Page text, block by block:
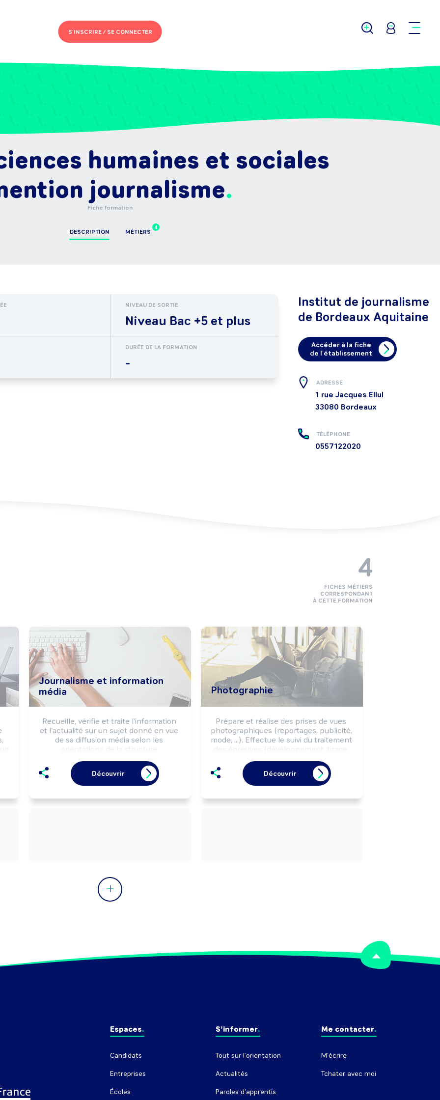
S'INSCRIRE /SE CONNECTER
humaines et sociales
journalisme
Fiche formation
DESCRIPTION
4
MÉTIERS
NIVEAU DE SORTIE
Niveau Bac +5 et plus
DURÉE DE LA FORMATION
-
Institut de journalisme
de Bordeaux Aquitaine
Accéder à la fiche
de l'établissement
ADRESSE
1 rue Jacques Ellul
33080 Bordeaux
TÉLÉPHONE
0557122020
Journalisme et information
média
Recueille, vérifie et traite l'information
et l'actualité sur un sujet donné en vue
de sa diffusion média selon les
orientations de la structure
et la réglementation de l'information.
Peut définir la politique d'information de
la structure.
Découvrir
Photographie
Prépare et réalise des prises de vues
photographiques (reportages, publicité,
mode, ...). Effectue le suivi du traitement
des épreuves (développement, tirage,
intellectuelle et les impératifs des
commandes (thème, délais, budgets, ...).
Peut effectuer des activités de vente et
équipe.
Découvrir
4
FICHES MÉTIERS
CORRESPONDANT
À CETTE FORMATION
Espaces
Candidats
Entreprises
Écoles
S’informer
Tout sur l’orientation
Actualités
Paroles d'apprentis
Me contacter
M'écrire
Tchater avec moi